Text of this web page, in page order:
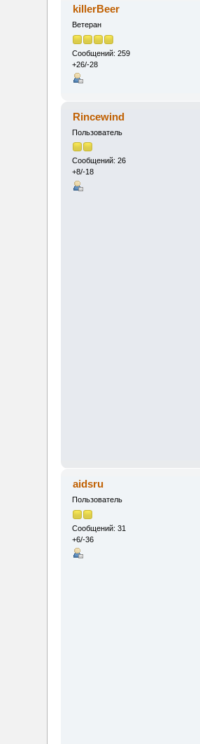
killerBeer
Ветеран
Сообщений: 259
+26/-28
Rincewind
Пользователь
Сообщений: 26
+8/-18
aidsru
Пользователь
Сообщений: 31
+6/-36